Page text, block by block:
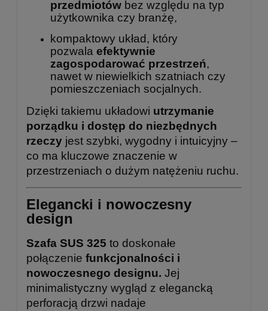
przedmiotów bez względu na typ
użytkownika czy branżę,
kompaktowy układ, który
pozwala efektywnie
zagospodarować przestrzeń,
nawet w niewielkich szatniach czy
pomieszczeniach socjalnych.
Dzięki takiemu układowi utrzymanie
porządku i dostęp do niezbędnych
rzeczy jest szybki, wygodny i intuicyjny –
co ma kluczowe znaczenie w
przestrzeniach o dużym natężeniu ruchu.
Elegancki i nowoczesny
design
Szafa SUS 325 to doskonałe
połączenie funkcjonalności i
nowoczesnego designu. Jej
minimalistyczny wygląd z elegancką
perforacją drzwi nadaje